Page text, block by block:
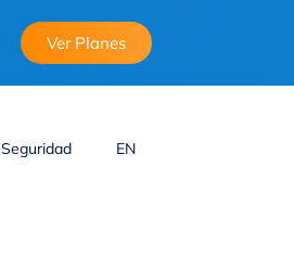
Ver Planes
Seguridad EN